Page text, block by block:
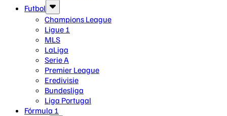
Futbol
Champions League
Ligue 1
MLS
LaLiga
Serie A
Premier League
Eredivisie
Bundesliga
Liga Portugal
Fórmula 1